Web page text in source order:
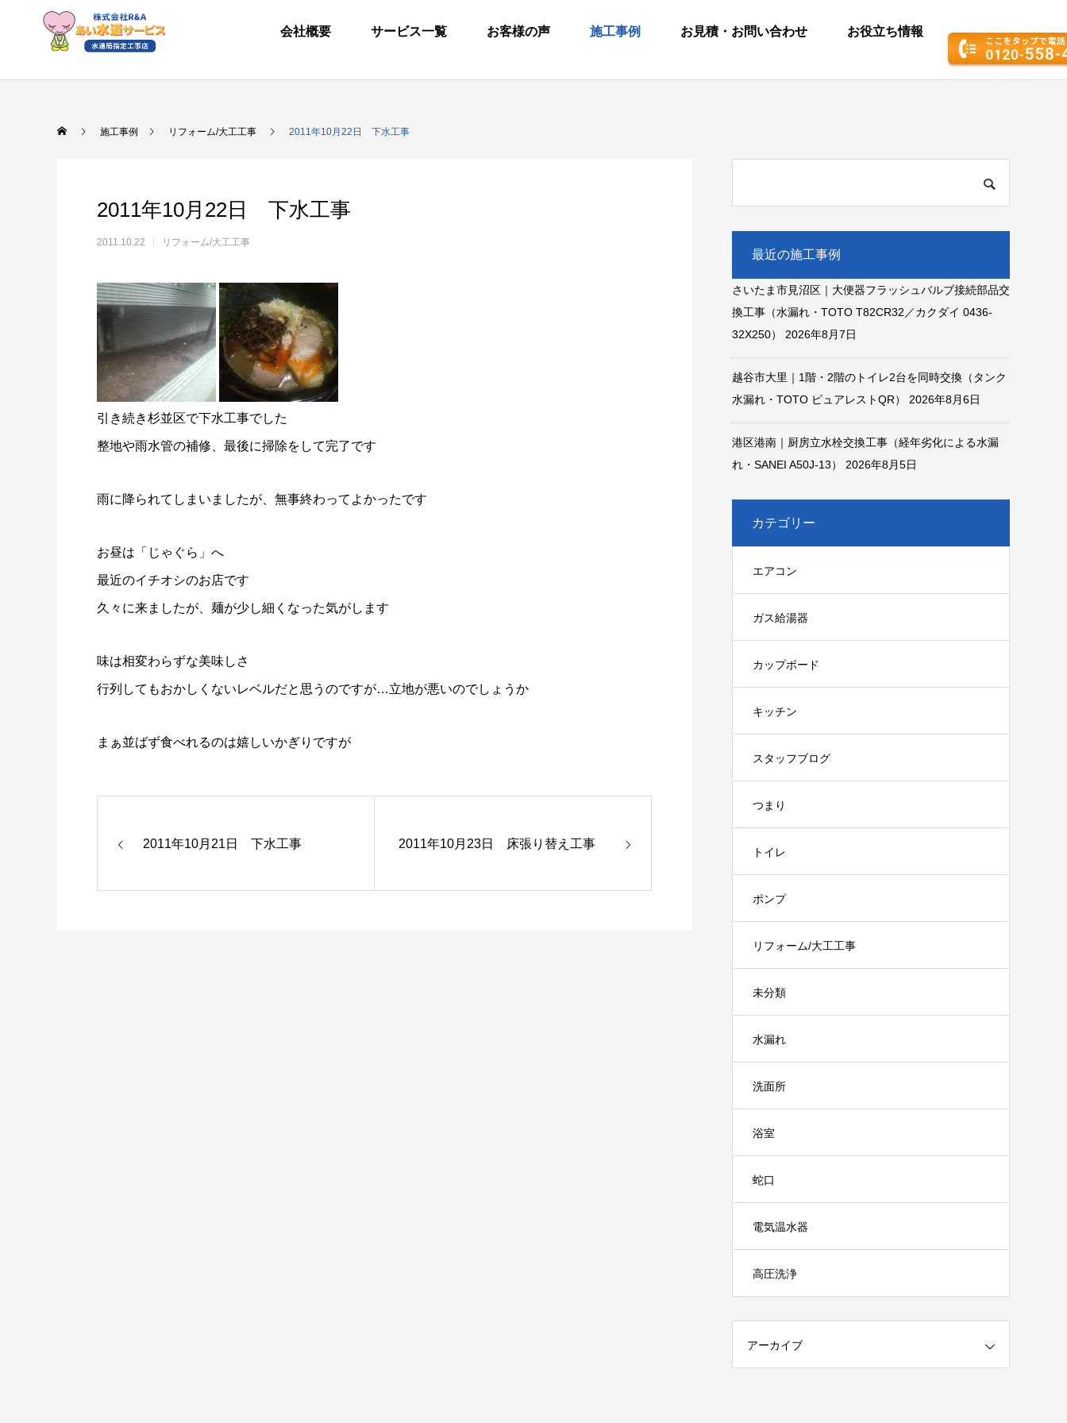
会社概要 サービス一覧 お客様の声 施工事例 お見積・お問い合わせ お役立ち情報
施工事例 リフォーム/大工工事 2011年10月22日 下水工事
2011年10月22日 下水工事
2011.10.22 リフォーム/大工工事
引き続き杉並区で下水工事でした
整地や雨水管の補修、最後に掃除をして完了です
雨に降られてしまいましたが、無事終わってよかったです
お昼は「じゃぐら」へ
最近のイチオシのお店です
久々に来ましたが、麺が少し細くなった気がします
味は相変わらずな美味しさ
行列してもおかしくないレベルだと思うのですが…立地が悪いのでしょうか
まぁ並ばず食べれるのは嬉しいかぎりですが
2011年10月21日 下水工事 2011年10月23日 床張り替え工事
最近の施工事例
さいたま市見沼区｜大便器フラッシュバルブ接続部品交
換工事（水漏れ・TOTO T82CR32／カクダイ 0436-
32X250）
2026年8月7日
越谷市大里｜1階・2階のトイレ2台を同時交換（タンク
水漏れ・TOTO ピュアレストQR）
2026年8月6日
港区港南｜厨房立水栓交換工事（経年劣化による水漏
れ・SANEI A50J-13）
2026年8月5日
カテゴリー
エアコン
ガス給湯器
カップボード
キッチン
スタッフブログ
つまり
トイレ
ポンプ
リフォーム/大工工事
未分類
水漏れ
洗面所
浴室
蛇口
電気温水器
高圧洗浄
アーカイブ